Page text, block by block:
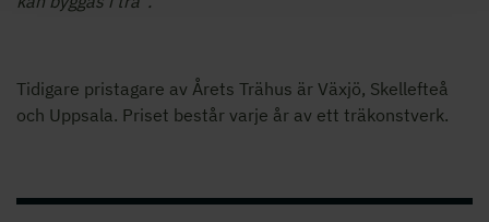
Tidigare pristagare av Årets Trähus är Växjö, Skellefteå
och Uppsala. Priset består varje år av ett träkonstverk.